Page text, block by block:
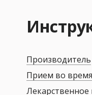
Производитель
Прием во
Лекарственное